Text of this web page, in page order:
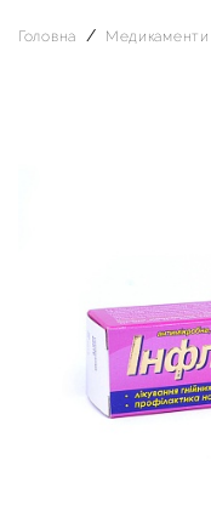
Головна Медикаменти